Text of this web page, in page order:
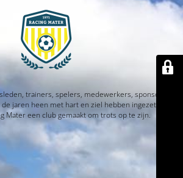
trainers, spelers, medewerkers, sponsors en
jaren heen met hart en ziel hebben ingezet. Jullie
Mater een club gemaakt om trots op te zijn.